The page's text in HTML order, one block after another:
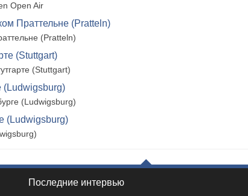
Open Air
Праттельне (Pratteln)
(Pratteln)
(Stuttgart)
(Stuttgart)
(Ludwigsburg)
(Ludwigsburg)
(Ludwigsburg)
Последние интервью